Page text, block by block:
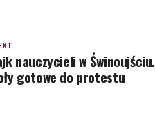
nauczycieli w Świnoujściu.
gotowe do protestu